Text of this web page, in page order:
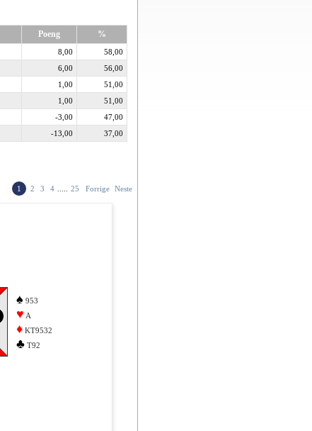
Poeng %
8,00
58,00
6,00
56,00
1,00
51,00
1,00
51,00
-3,00
47,00
-13,00 37,00
1 2 3 4 25 Forrige Neste
♠ 953
♥ A
♦ KT9532
♣ T92